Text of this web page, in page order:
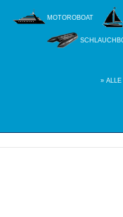
MOTOROBOAT
» ALLE